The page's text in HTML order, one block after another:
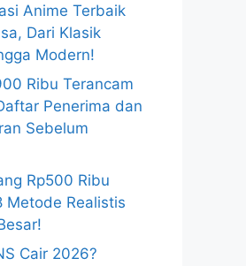
Anime Terbaik
Dari Klasik
Modern!
Ribu Terancam
Penerima dan
Sebelum
Rp500 Ribu
Metode Realistis
Cair 2026?